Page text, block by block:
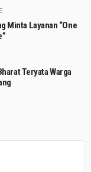
Minta Layanan “One
Teryata Warga